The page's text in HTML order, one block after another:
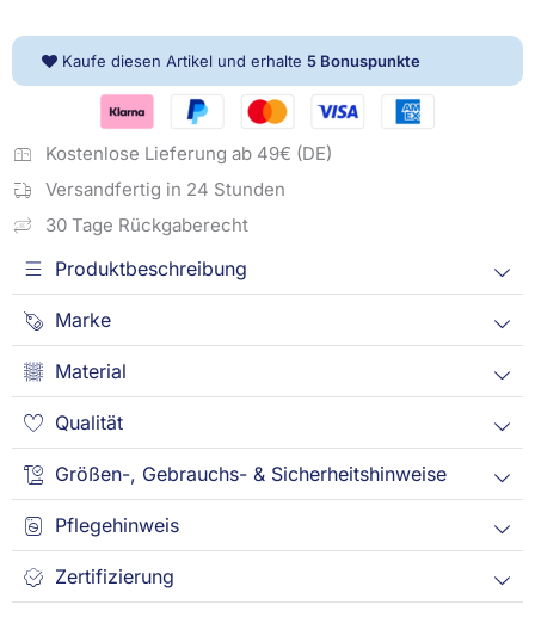
7
MengeKaufe diesen Artikel und erhalte 5 Bonuspunkte
Kostenlose Lieferung ab 49€ (DE)
Versandfertig in 24 Stunden
30 Tage Rückgaberecht
Produktbeschreibung
Marke
Material
Qualität
Größen-, Gebrauchs- & Sicherheitshinweise
Pflegehinweis
Zertifizierung